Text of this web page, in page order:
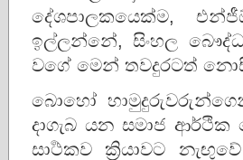
දේශපාලකයෙක්ම,
ඉල්ලන්නේ, සිංහල
වගේ මෙන් තවදුරටත්
බොහෝ
දාගැබ යන සමාජ
සාර්‍ථකව ක්‍රියාවට